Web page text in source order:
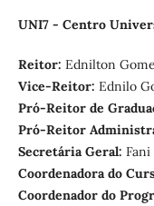
UNI7 - Centro
Reitor: Ednilton
Vice-Reitor: Ednilo
Pró-Reitor de
Pró-Reitor
Secretária Geral:
Coordenadora do
Coordenador do